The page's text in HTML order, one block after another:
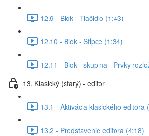
12.9 - Blok - Tlačidlo (1:43)
12.10 - Blok - Stĺpce (1:34)
12.11 - Blok - skupina - Prvky
13. Klasický (starý) - editor
13.1 - Aktivácia klasického editora
13.2 - Predstavenie editora (4:18)